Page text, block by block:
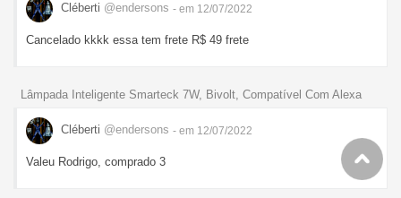
Cléberti @endersons - em 12/07/2022
Cancelado kkkk essa tem frete R$ 49 frete
Lâmpada Inteligente Smarteck 7W, Bivolt, Compatível Com Alexa
Cléberti @endersons - em 12/07/2022
Valeu Rodrigo, comprado 3